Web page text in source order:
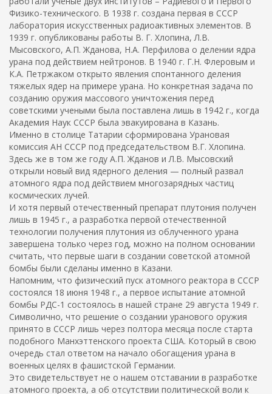
Физико-технического. В 1938 г. создана первая в СССР
лаборатория искусственных радиоактивных элементов. В
1939 г. опубликованы работы В. Г. Хлопина, Л.В.
Мысовского, А.П. Жданова, Н.А. Перфилова о делении ядра
урана под действием нейтронов. В 1940 г. Г.Н. Флеровым и
К.А. Петржаком открыто явления спонтанного деления
тяжелых ядер на примере урана. Но конкретная задача по
созданию оружия массового уничтожения перед
советскими учеными была поставлена лишь в 1942 г., когда
Академия Наук СССР была эвакуирована в Казань.
Именно в столице Татарии сформирована Урановая
комиссия АН СССР под председательством В.Г. Хлопина.
Здесь же в том же году А.П. Жданов и Л.В. Мысовский
открыли новый вид ядерного деления — полный развал
атомного ядра под действием многозарядных частиц
космических лучей.
И хотя первый отечественный препарат плутония получен
лишь в 1945 г., а разработка первой отечественной
технологии получения плутония из облученного урана
завершена только через год, можно на полном основании
считать, что первые шаги в создании советской атомной
бомбы были сделаны именно в Казани.
Напомним, что физический пуск атомного реактора в СССР
состоялся 18 июня 1948 г., а первое испытание атомной
бомбы РДС-1 состоялось в нашей стране 29 августа 1949 г.
Символично, что решение о создании уранового оружия
принято в СССР лишь через полтора месяца после старта
подобного Манхэттенского проекта США. Который в свою
очередь стал ответом на начало обогащения урана в
военных целях в фашистской Германии.
Это свидетельствует не о нашем отставании в разработке
атомного проекта, а об отсутствии политической воли к